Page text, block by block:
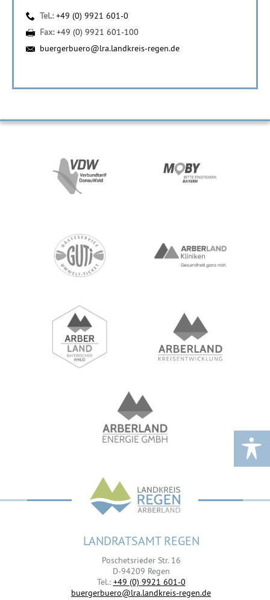
Tel.:+49 (0) 9921 601-0
Fax:+49 (0) 9921 601-100
buergerbuero@lra.landkreis-regen.de
LANDRATSAMT REGEN
Poschetsrieder Str. 16
D-94209 Regen
Tel.: +49 (0) 9921 601-0
buergerbuero@lra.landkreis-regen.de